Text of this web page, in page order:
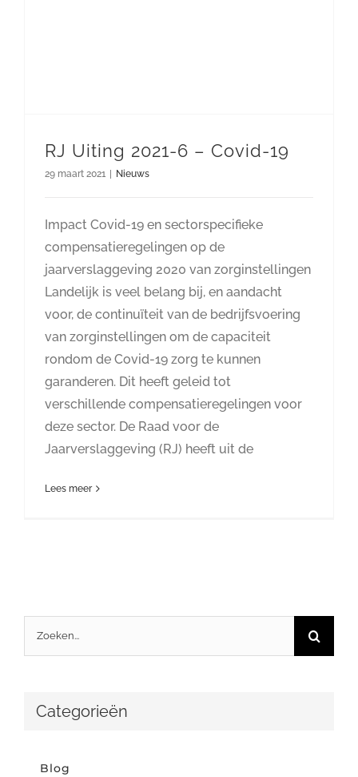
RJ Uiting 2021-6 – Covid-19
29 maart 2021 | Nieuws
Impact Covid-19 en sectorspecifieke
compensatieregelingen op de
jaarverslaggeving 2020 van zorginstellingen
Landelijk is veel belang bij, en aandacht
voor, de continuïteit van de bedrijfsvoering
van zorginstellingen om de capaciteit
rondom de Covid-19 zorg te kunnen
garanderen. Dit heeft geleid tot
verschillende compensatieregelingen voor
deze sector. De Raad voor de
Jaarverslaggeving (RJ) heeft uit de
Lees meer
Categorieën
Blog